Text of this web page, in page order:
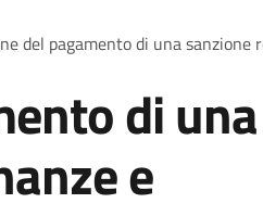
del pagamento di una
di una
e